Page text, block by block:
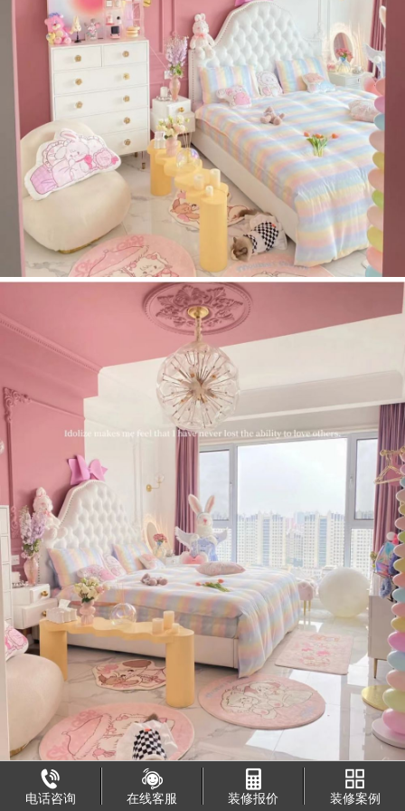
电话咨询 在线客服 装修报价 装修案例